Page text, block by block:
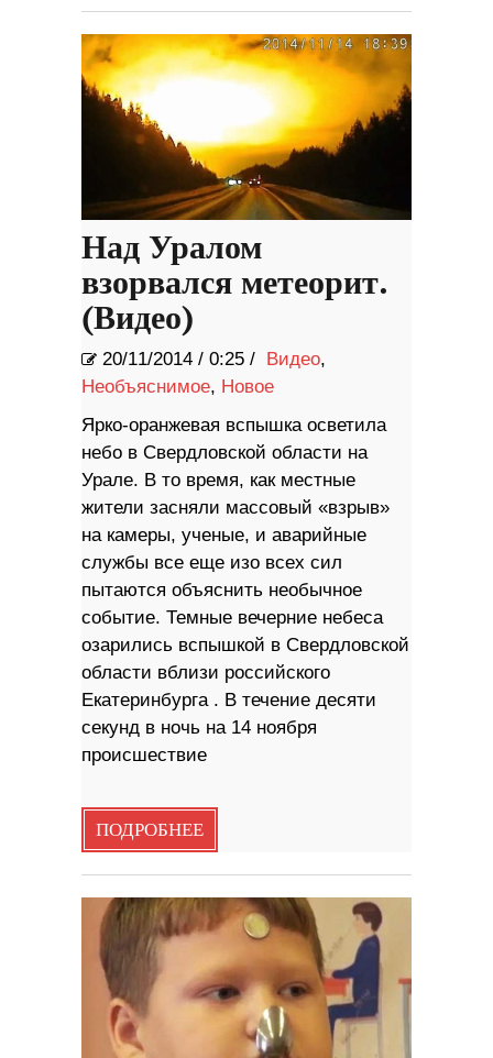
Над Уралом
взорвался метеорит.
(Видео)
20/11/2014 / 0:25 / Видео,
Необъяснимое, Новое
Ярко-оранжевая вспышка осветила
небо в Свердловской области на
Урале. В то время, как местные
жители засняли массовый «взрыв»
на камеры, ученые, и аварийные
службы все еще ​​изо всех сил
пытаются объяснить необычное
событие. Темные вечерние небеса
озарились вспышкой в Свердловской
области вблизи российского
Екатеринбурга . В течение десяти
секунд в ночь на 14 ноября
происшествие
ПОДРОБНЕЕ